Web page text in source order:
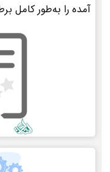
آمده را به‌طور کامل